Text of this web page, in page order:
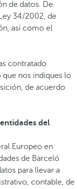
de datos. De
34/2002, de
así como el
contratado
nos indiques lo
de acuerdo
del
Europeo en
de Barceló
para llevar a
contable, de